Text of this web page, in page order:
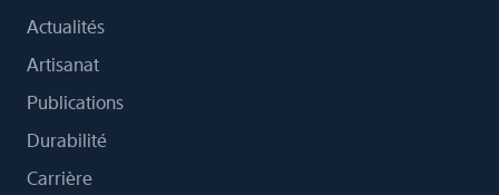
Actualités
Artisanat
Publications
Durabilité
Carrière